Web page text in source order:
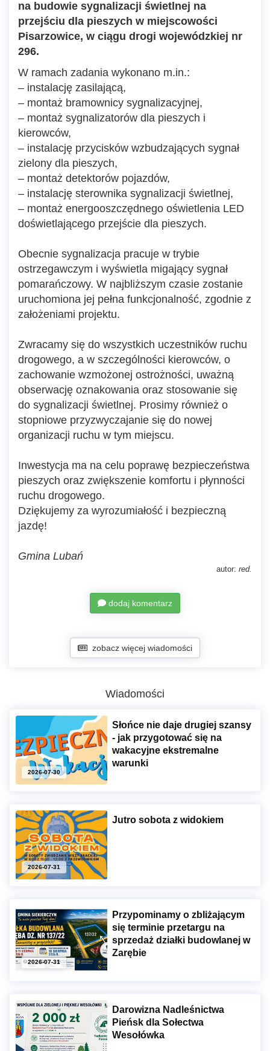
na budowie sygnalizacji świetlnej na
przejściu dla pieszych w miejscowości
Pisarzowice, w ciągu drogi wojewódzkiej nr
296.
W ramach zadania wykonano m.in.:
– instalację zasilającą,
– montaż bramownicy sygnalizacyjnej,
– montaż sygnalizatorów dla pieszych i
kierowców,
– instalację przycisków wzbudzających sygnał
zielony dla pieszych,
– montaż detektorów pojazdów,
– instalację sterownika sygnalizacji świetlnej,
– montaż energooszczędnego oświetlenia LED
doświetlającego przejście dla pieszych.
Obecnie sygnalizacja pracuje w trybie
ostrzegawczym i wyświetla migający sygnał
pomarańczowy. W najbliższym czasie zostanie
uruchomiona jej pełna funkcjonalność, zgodnie z
założeniami projektu.
Zwracamy się do wszystkich uczestników ruchu
drogowego, a w szczególności kierowców, o
zachowanie wzmożonej ostrożności, uważną
obserwację oznakowania oraz stosowanie się
do sygnalizacji świetlnej. Prosimy również o
stopniowe przyzwyczajanie się do nowej
organizacji ruchu w tym miejscu.
Inwestycja ma na celu poprawę bezpieczeństwa
pieszych oraz zwiększenie komfortu i płynności
ruchu drogowego.
Dziękujemy za wyrozumiałość i bezpieczną
jazdę!
Gmina Lubań
autor: red.
dodaj komentarz
zobacz więcej wiadomości
Wiadomości
2026-07-30
Słońce nie daje drugiej szansy
- jak przygotować się na
wakacyjne ekstremalne
warunki
2026-07-31
Jutro sobota z widokiem
2026-07-31
Przypominamy o zbliżającym
się terminie przetargu na
sprzedaż działki budowlanej w
Zarębie
Darowizna Nadleśnictwa
Pieńsk dla Sołectwa
Wesołówka